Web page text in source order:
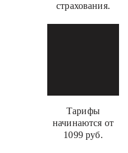
страхования.
Тарифы
начинаются от
1099 руб.